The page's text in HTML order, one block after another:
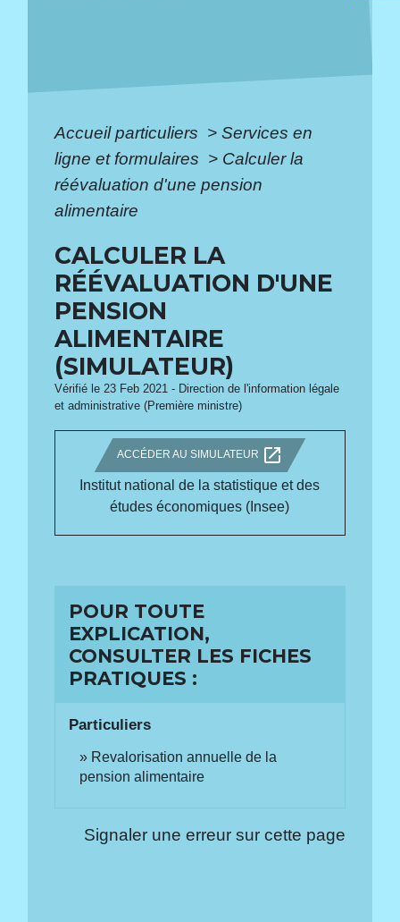
Accueil particuliers > Services en
ligne et formulaires > Calculer la
réévaluation d'une pension
alimentaire
CALCULER LA
RÉÉVALUATION D'UNE
PENSION
ALIMENTAIRE
(SIMULATEUR)
Vérifié le 23 Feb 2021 - Direction de l'information légale
et administrative (Première ministre)
ACCÉDER AU SIMULATEUR open_in_new
Institut national de la statistique et des
études économiques (Insee)
POUR TOUTE
EXPLICATION,
CONSULTER LES FICHES
PRATIQUES :
Particuliers
Revalorisation annuelle de la
pension alimentaire
Signaler une erreur sur cette page